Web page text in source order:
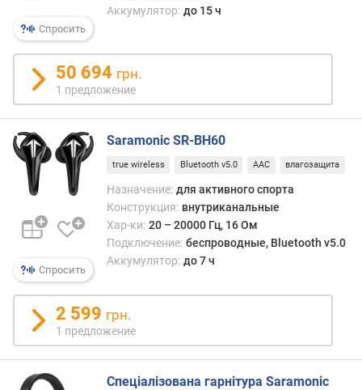
р
н
о
с
т
и
о
т
д
ш
е
ы
х
к
д
о
р
о
Спросить
Аккумулятор: до 15 ч
50 694 грн.
1 предложение
Спросить
Saramonic SR-BH60
true wireless Bluetooth v5.0 AAC влагозащита
Назначение: для активного спорта
Конструкция: внутриканальные
Хар-ки: 20 – 20000 Гц, 16 Ом
Подключение: беспроводные, Bluetooth v5.0
Аккумулятор: до 7 ч
2 599 грн.
1 предложение
Спеціалізована гарнітура Saramonic